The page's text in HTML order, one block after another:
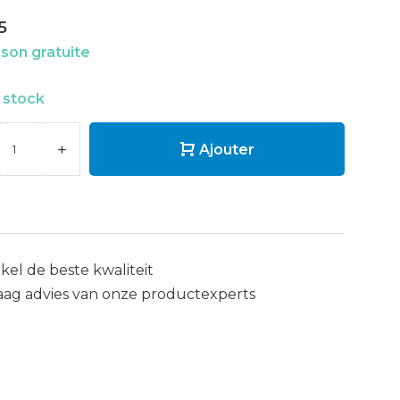
gratuite
stock
+ Ajouter
de beste kwaliteit
advies van onze productexperts